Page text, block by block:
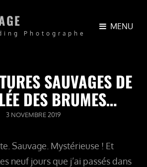
Photographe
MENU
SAUVAGES DE
DES BRUMES…
POSTED
3 NOVEMBRE 2019
Sauvage. Mystérieuse ! Et
neuf jours que j’ai passés dans